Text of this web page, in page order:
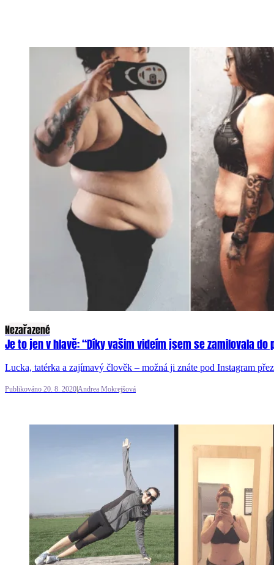
Nezařazené
Je to jen v hlavě: “Díky vašim videím jsem se zamilovala do
Lucka, tatérka a zajímavý člověk – možná ji znáte pod Instagram
Publikováno 20. 8. 2020|Andrea Mokrejšová